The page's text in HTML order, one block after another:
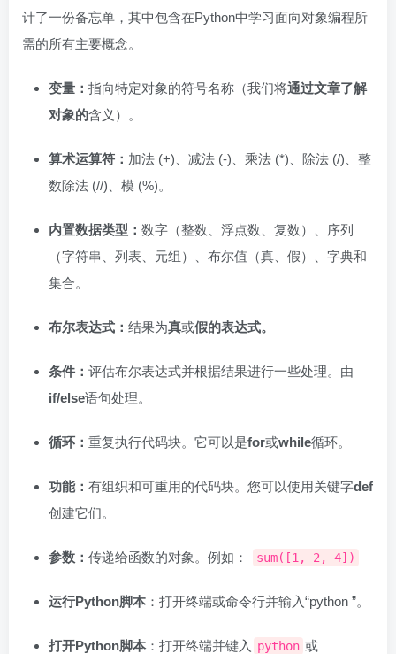
计了一份备忘单，其中包含在Python中学习面向对象编程所
需的所有主要概念。
变量： 指向特定对象的符号名称（我们将通过文章了解
对象的含义）。
算术运算符： 加法 (+)、减法 (-)、乘法 (*)、除法 (/)、整
数除法 (//)、模 (%)。
内置数据类型： 数字（整数、浮点数、复数）、序列
（字符串、列表、元组）、布尔值（真、假）、字典和
集合。
布尔表达式： 结果为真或假的表达式。
条件： 评估布尔表达式并根据结果进行一些处理。由
if/else语句处理。
循环： 重复执行代码块。它可以是for或while循环。
功能： 有组织和可重用的代码块。您可以使用关键字def
创建它们。
参数： 传递给函数的对象。例如： sum([1, 2, 4])
运行Python脚本：打开终端或命令行并输入“python ”。
打开Python脚本：打开终端并键入 python 或